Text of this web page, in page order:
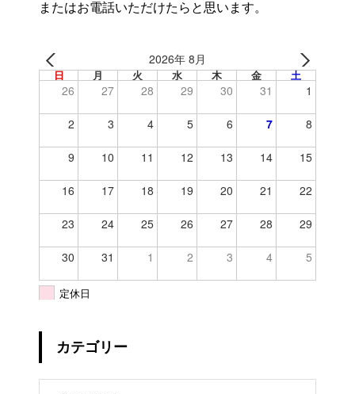
またはお電話いただけたらと思います。
2026年 8月
日 月 火 水 木 金 土
26 27 28 29 30 31 1
2 3 4 5 6 7 8
9 10 11 12 13 14 15
16 17 18 19 20 21 22
23 24 25 26 27 28 29
30 31 1 2 3 4 5
定休日
カテゴリー